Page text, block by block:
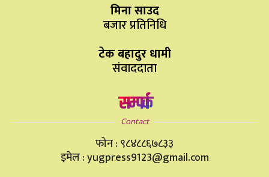
मिना साउद
बजार प्रतिनिधि
टेक बहादुर धामी
संवाददाता
सम्पर्क
Contact
फोन : ९८४८८६७८३३
इमेल : yugpress9123@gmail.com